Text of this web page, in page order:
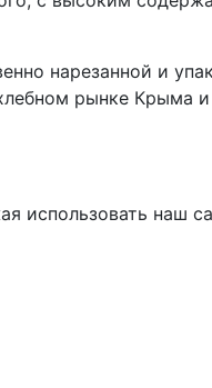
нарезанной и
рынке Крыма
использовать наш